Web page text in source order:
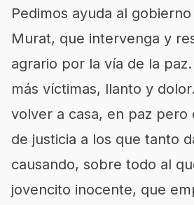
Pedimos ayuda al
Murat, que intervenga y
agrario por la vía de la
más víctimas, llanto y
volver a casa, en paz pero
de justicia a los que tanto
causando, sobre todo al
jovencito inocente, que